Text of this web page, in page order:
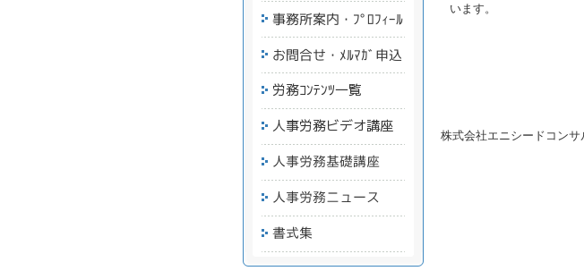
います。
株式会社エニシードコン